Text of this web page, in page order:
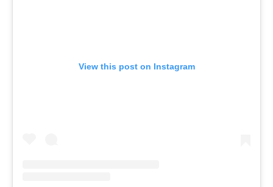
View this post on Instagram